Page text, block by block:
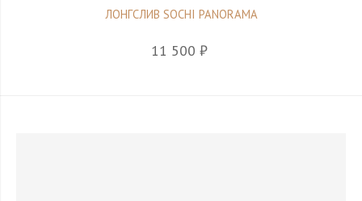
ЛОНГСЛИВ SOCHI PANORAMA
11 500 ₽